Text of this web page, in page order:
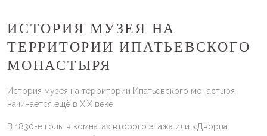
ИСТОРИЯ МУЗЕЯ НА
ТЕРРИТОРИИ ИПАТЬЕВСКОГО
МОНАСТЫРЯ
История музея на территории Ипатьевского монастыря
начинается ещё в XIX веке.
В 1830-е годы в комнатах второго этажа или «Дворца